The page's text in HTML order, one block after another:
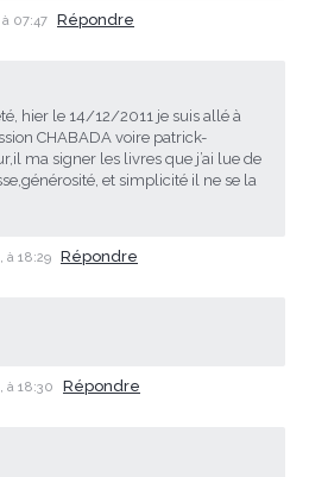
07:47 Répondre
hier le 14/12/2011 je suis allé à
CHABADA voire patrick-
ma signer les livres que j’ai lue de
et simplicité il ne se la
à 18:29 Répondre
à 18:30 Répondre